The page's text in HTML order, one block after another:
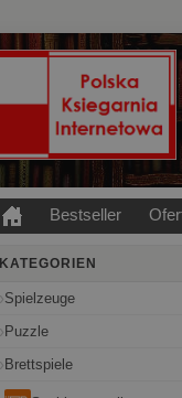
Bestseller
KATEGORIEN
Spielzeuge
Puzzle
Brettspiele